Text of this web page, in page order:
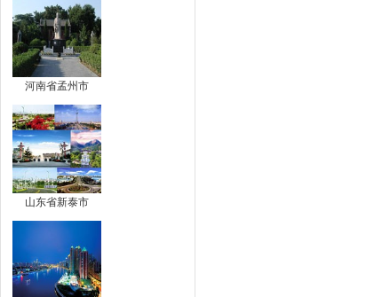
河南省孟州市
山东省新泰市